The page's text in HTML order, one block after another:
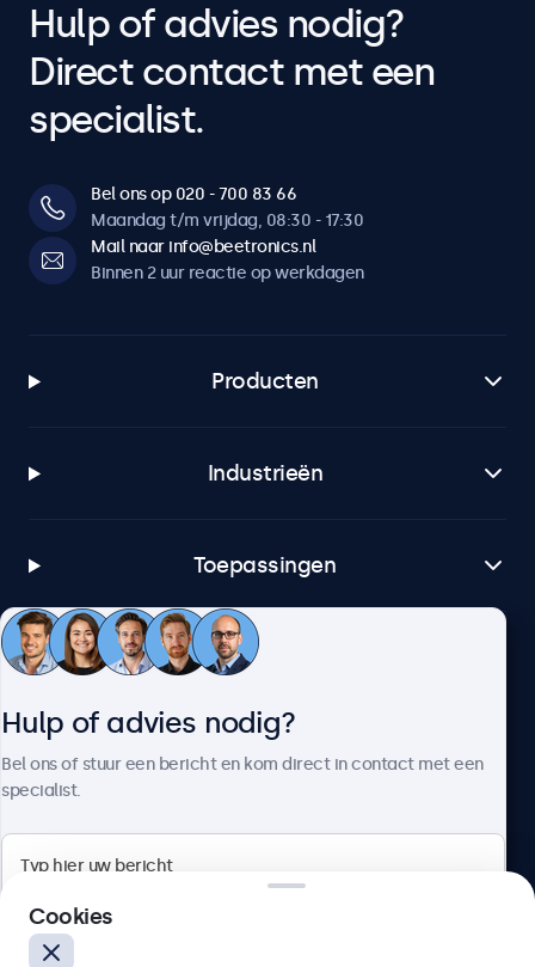
Hulp of advies nodig?
Direct contact met een
specialist.
Bel ons op 020 - 700 83 66
Maandag t/m vrijdag, 08:30 - 17:30
Mail naar info@beetronics.nl
Binnen 2 uur reactie op werkdagen
Producten
Industrieën
Toepassingen
Klantenservice
Hulp of advies nodig?
Bel ons of stuur een bericht en kom direct in contact met een
specialist.
Cookies